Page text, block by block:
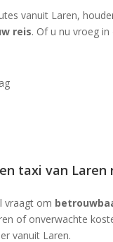
vanuit Laren,
reis. Of u nu vroeg
taxi van Laren
vraagt om
of onverwachte
vanuit Laren.